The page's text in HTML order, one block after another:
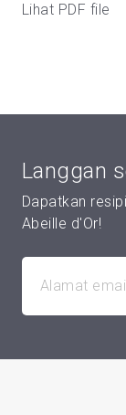
Lihat PDF file
Langgan
Dapatkan
Abeille d'Or!